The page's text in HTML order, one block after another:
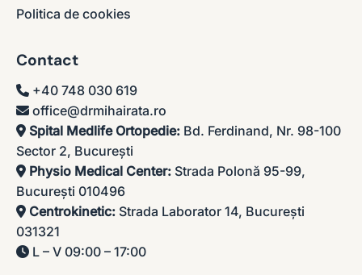
Politica de cookies
Contact
+40 748 030 619
office@drmihairata.ro
Spital Medlife Ortopedie: Bd. Ferdinand, Nr. 98-100
Sector 2, București
Physio Medical Center: Strada Polonă 95-99,
București 010496
Centrokinetic: Strada Laborator 14, București
031321
L – V 09:00 – 17:00